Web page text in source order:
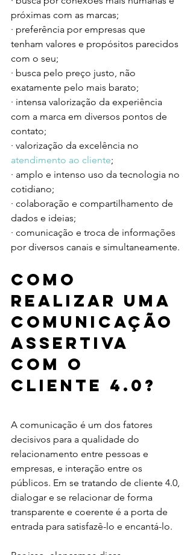
próximas com as marcas;
· preferência por empresas que
tenham valores e propósitos parecidos
com o seu;
· busca pelo preço justo, não
exatamente pelo mais barato;
· intensa valorização da experiência
com a marca em diversos pontos de
contato;
· valorização da excelência no
atendimento ao cliente;
· amplo e intenso uso da tecnologia no
cotidiano;
· colaboração e compartilhamento de
dados e ideias;
· comunicação e troca de informações
por diversos canais e simultaneamente.
Como
realizar uma
comunicação
assertiva
com o
cliente 4.0?
A comunicação é um dos fatores
decisivos para a qualidade do
relacionamento entre pessoas e
empresas, e interação entre os
públicos. Em se tratando de cliente 4.0,
dialogar e se relacionar de forma
transparente e coerente é a porta de
entrada para satisfazê-lo e encantá-lo.